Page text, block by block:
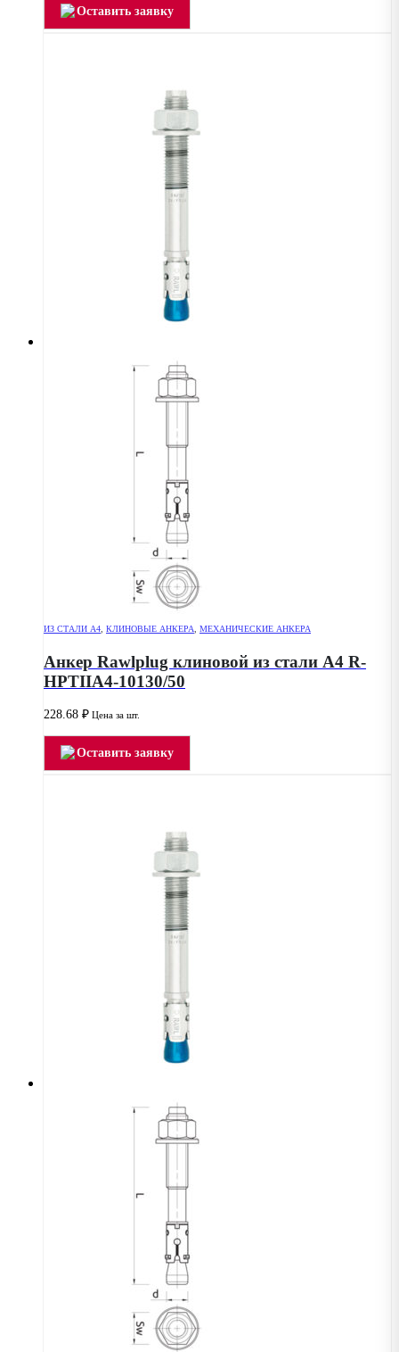
Оставить заявку
ИЗ СТАЛИ А4 КЛИНОВЫЕ АНКЕРА МЕХАНИЧЕСКИЕ АНКЕРА
Анкер Rawlplug клиновой из стали А4 R-
HPTIIA4-10130/50
228.68 ₽ Цена за шт.
Оставить заявку